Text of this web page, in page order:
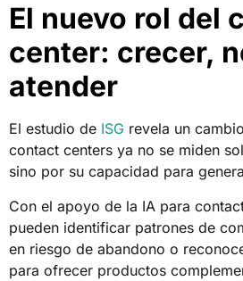
El nuevo rol del
center: crecer,
atender
El estudio de ISG revela un
contact centers ya no se miden
sino por su capacidad para
Con el apoyo de la IA para
pueden identificar patrones de
en riesgo de abandono o
para ofrecer productos